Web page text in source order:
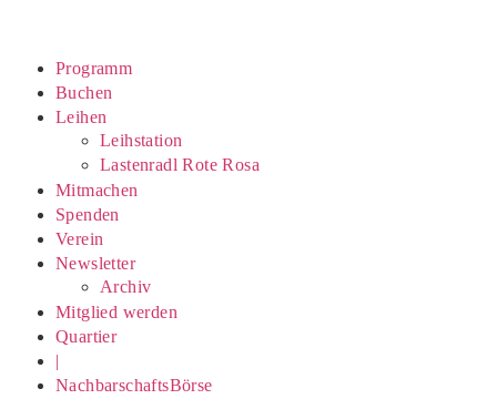
Programm
Buchen
Leihen
Leihstation
Lastenradl Rote Rosa
Mitmachen
Spenden
Verein
Newsletter
Archiv
Mitglied werden
Quartier
|
NachbarschaftsBörse